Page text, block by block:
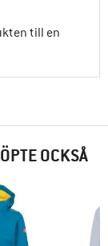
till en
OCKSÅ